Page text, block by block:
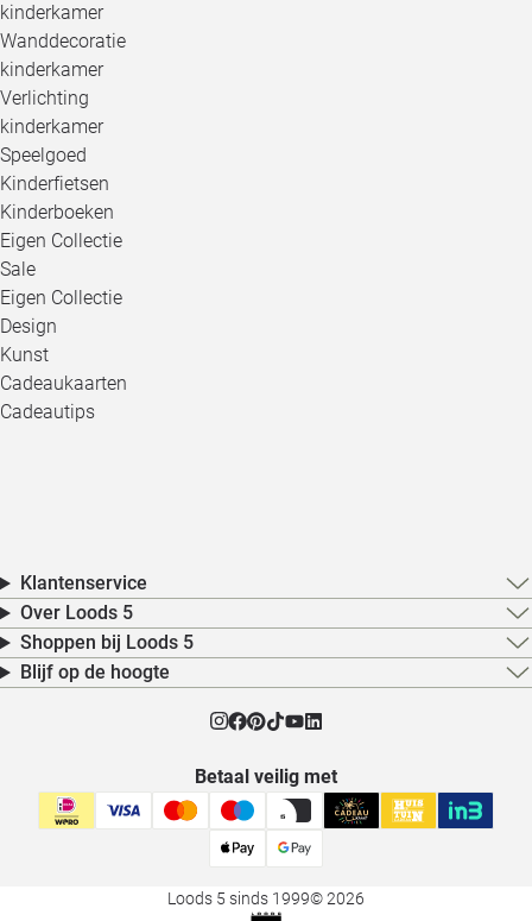
kinderkamer
Wanddecoratie
kinderkamer
Verlichting
kinderkamer
Speelgoed
Kinderfietsen
Kinderboeken
Eigen Collectie
Sale
Eigen Collectie
Design
Kunst
Cadeaukaarten
Cadeautips
Klantenservice
Over Loods 5
Shoppen bij Loods 5
Blijf op de hoogte
Betaal veilig met
Loods 5 sinds 1999© 2026